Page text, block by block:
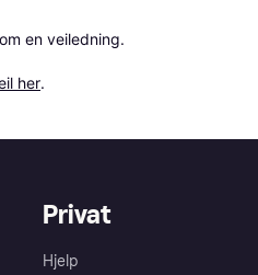
en veiledning.
her.
Privat
Hjelp